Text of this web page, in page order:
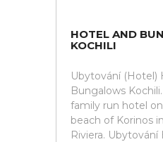
HOTEL AND
KOCHILI
Ubytování (Hotel)
Bungalows
family run hotel
beach of Korinos
Riviera. Ubytování